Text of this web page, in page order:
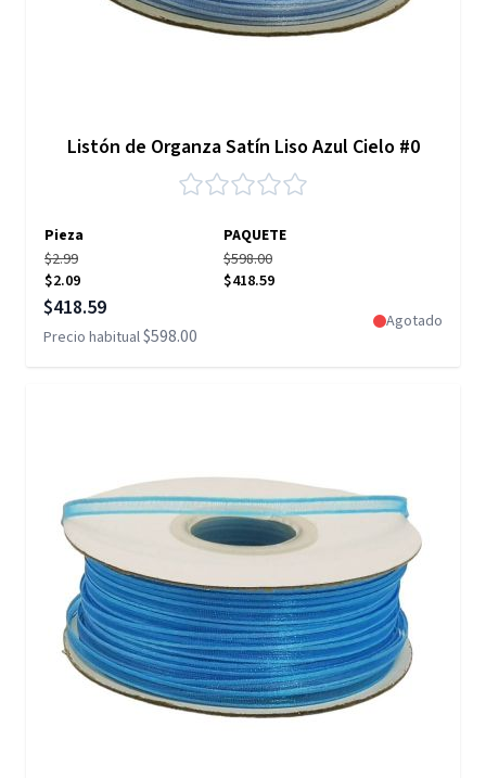
Listón de Organza Satín Liso Azul Cielo #0
Pieza
PAQUETE
$2.99
$2.09
$598.00
$418.59
Precio especial
$418.59
Precio habitual$598.00
Agotado